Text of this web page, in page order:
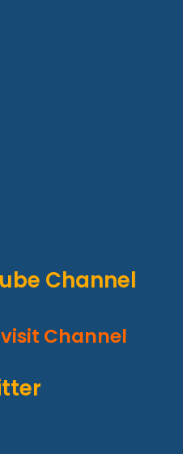
Channel
Channel